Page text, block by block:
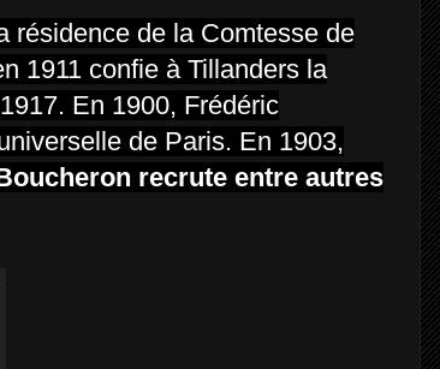
résidence de la Comtesse de
1911 confie à Tillanders la
En 1900, Frédéric
de Paris. En 1903,
recrute entre autres